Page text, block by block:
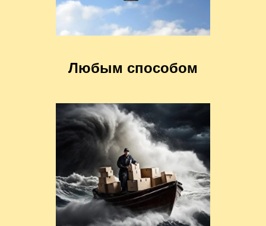
Любым способом